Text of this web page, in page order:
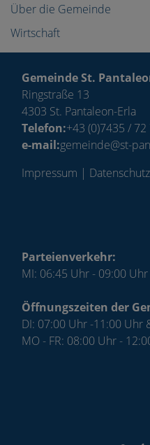
Über die Gemeinde
Wirtschaft
Gemeinde St.
Ringstraße 13
4303 St. Pantaleon-Erla
Telefon:+43 (0)7435 / 72
e-mail:gemeinde@st-
Impressum | Datenschutz
Parteienverkehr:
MI: 06:45 Uhr - 09:00 Uhr
Öffnungszeiten der
DI: 07:00 Uhr -11:00 Uhr
MO - FR: 08:00 Uhr -